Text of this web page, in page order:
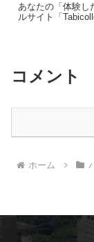
あなたの「体験し
ルサイト「
コメント
ホーム